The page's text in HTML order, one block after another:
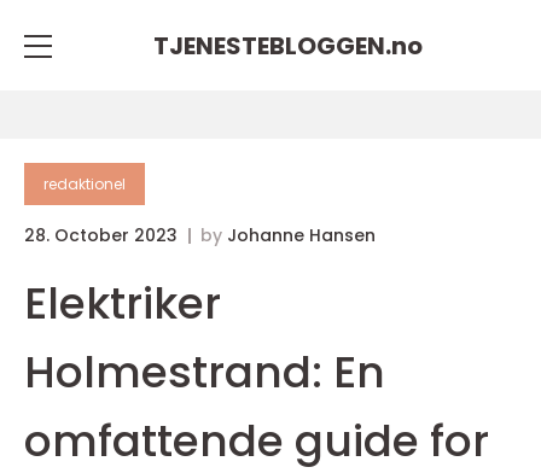
TJENESTEBLOGGEN.no
redaktionel
28. October 2023 by Johanne Hansen
Elektriker
Holmestrand: En
omfattende guide for